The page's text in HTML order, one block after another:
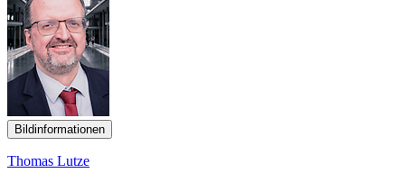
Bildinformationen
Thomas Lutze